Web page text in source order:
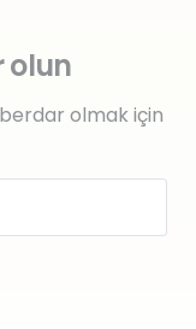
olun
olmak için